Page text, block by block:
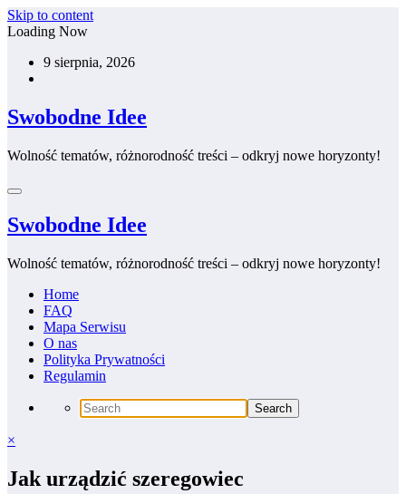
Skip to content
Loading Now
9 sierpnia, 2026
Swobodne Idee
Wolność tematów, różnorodność treści – odkryj nowe horyzonty!
Swobodne Idee
Wolność tematów, różnorodność treści – odkryj nowe horyzonty!
Home
FAQ
Mapa Serwisu
O nas
Polityka Prywatności
Regulamin
×
Jak urządzić szeregowiec